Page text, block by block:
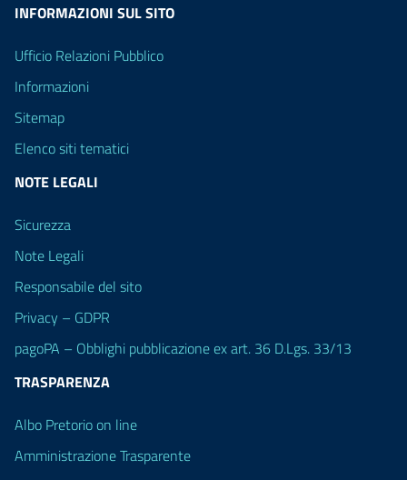
INFORMAZIONI SUL SITO
Ufficio Relazioni Pubblico
Informazioni
Sitemap
Elenco siti tematici
NOTE LEGALI
Sicurezza
Note Legali
Responsabile del sito
Privacy – GDPR
pagoPA – Obblighi pubblicazione ex art. 36 D.Lgs. 33/13
TRASPARENZA
Albo Pretorio on line
Amministrazione Trasparente